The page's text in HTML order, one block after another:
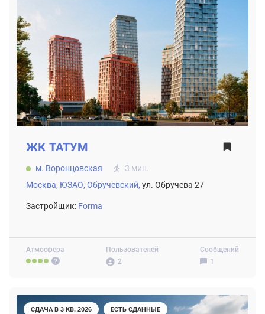
Атмосфера
Пользователей
2
Сообщений
1
ЖК ТАТУМ
м. Воронцовская
3 мин.
Москва, ЮЗАО, Обручевский, ул. Обручева 27
Застройщик: Forma
СДАЧА В 3 КВ. 2026 ЕСТЬ СДАННЫЕ